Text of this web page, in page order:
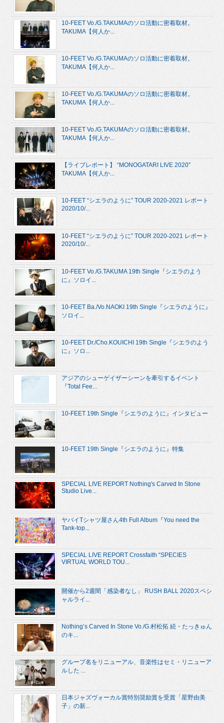
10-FEET Vo./G.TAKUMAのソロ活動に密着取材。
TAKUMA【何人か...
10-FEET Vo./G.TAKUMAのソロ活動に密着取材。
TAKUMA【何人か...
10-FEET Vo./G.TAKUMAのソロ活動に密着取材。
TAKUMA【何人か...
10-FEET Vo./G.TAKUMAのソロ活動に密着取材。
TAKUMA【何人か...
【ライブレポート】 “MONOGATARI LIVE 2020”
TAKUMA【何人か...
10-FEET “シエラのように” TOUR 2020-2021 レポート
2020/10/...
10-FEET “シエラのように” TOUR 2020-2021 レポート
2020/10/...
10-FEET Vo./G.TAKUMA 19th Single『シエラのよう
に』ソロイ...
10-FEET Ba./Vo.NAOKI 19th Single『シエラのように』
ソロイ...
10-FEET Dr./Cho.KOUICHI 19th Single『シエラのよう
に』ソロ...
アジアのシューゲイザーシーンを牽引するイベント
『Total Fee...
10-FEET 19th Single『シエラのように』インタビュー
10-FEET 19th Single『シエラのように』特集
SPECIAL LIVE REPORT Nothing's Carved In Stone
Studio Live...
ヤバイTシャツ屋さん4th Full Album『You need the
Tank-top...
SPECIAL LIVE REPORT Crossfaith “SPECIES
VIRTUAL WORLD TOU...
開催から2週間「感染者なし」 RUSH BALL 2020スペシ
ャルライ...
Nothing’s Carved In Stone Vo./G.村松拓 続・たっきゅん
のキ...
グループ名をリニューアル、音楽性はセミ・リニューア
ルした ...
日本ジャズヴォーカル賞特別奨励賞を受賞「星野由美
子」の新...